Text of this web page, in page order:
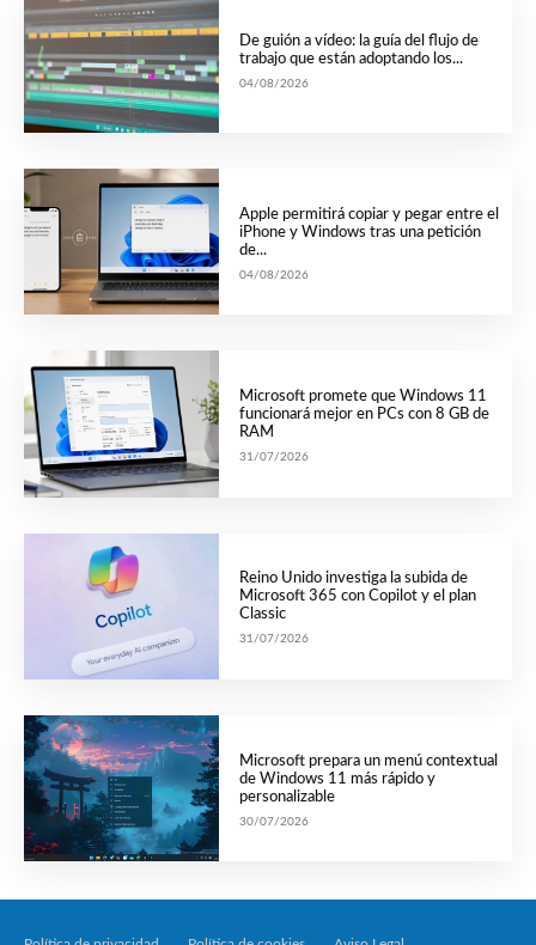
De guión a vídeo: la guía del flujo de
trabajo que están adoptando los...
04/08/2026
Apple permitirá copiar y pegar entre el
iPhone y Windows tras una petición
de...
04/08/2026
Microsoft promete que Windows 11
funcionará mejor en PCs con 8 GB de
RAM
31/07/2026
Reino Unido investiga la subida de
Microsoft 365 con Copilot y el plan
Classic
31/07/2026
Microsoft prepara un menú contextual
de Windows 11 más rápido y
personalizable
30/07/2026